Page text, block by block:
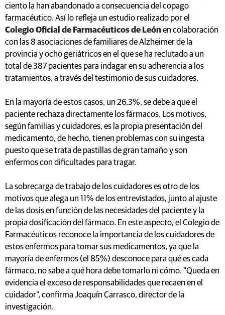
ciento la han abandonado a consecuencia del copago
farmacéutico. Así lo refleja un estudio realizado por el
Colegio Oficial de Farmacéuticos de Leónen colaboración
con las 8 asociaciones de familiares de Alzheimer de la
provincia y ocho geriátricos en el que se ha reclutado a un
total de 387 pacientes para indagar en su adherencia a los
tratamientos, a través del testimonio de sus cuidadores.
En la mayoría de estos casos, un 26,3%, se debe a que el
paciente rechaza directamente los fármacos. Los motivos,
según familias y cuidadores, es la propia presentación del
medicamento, de hecho, tienen problemas con su ingesta
puesto que se trata de pastillas de gran tamaño y son
enfermos con dificultades para tragar.
La sobrecarga de trabajo de los cuidadores es otro de los
motivos que alega un 11% de los entrevistados, junto al ajuste
de las dosis en función de las necesidades del paciente y la
propia dosificación del fármaco. En este aspecto, el Colegio de
Farmacéuticos reconoce la importancia de los cuidadores de
estos enfermos para tomar sus medicamentos, ya que la
mayoría de enfermos (el 85%) desconoce para qué es cada
fármaco, no sabe a qué hora debe tomarlo ni cómo. "Queda en
evidencia el exceso de responsabilidades que recaen en el
cuidador", confirma Joaquín Carrasco, director de la
investigación.